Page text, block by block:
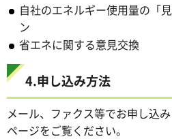
自社のエネルギー使用量の「
ン
省エネに関する意見交換
4.申し込み方法
メール、ファクス等でお申し込
ページをご覧ください。